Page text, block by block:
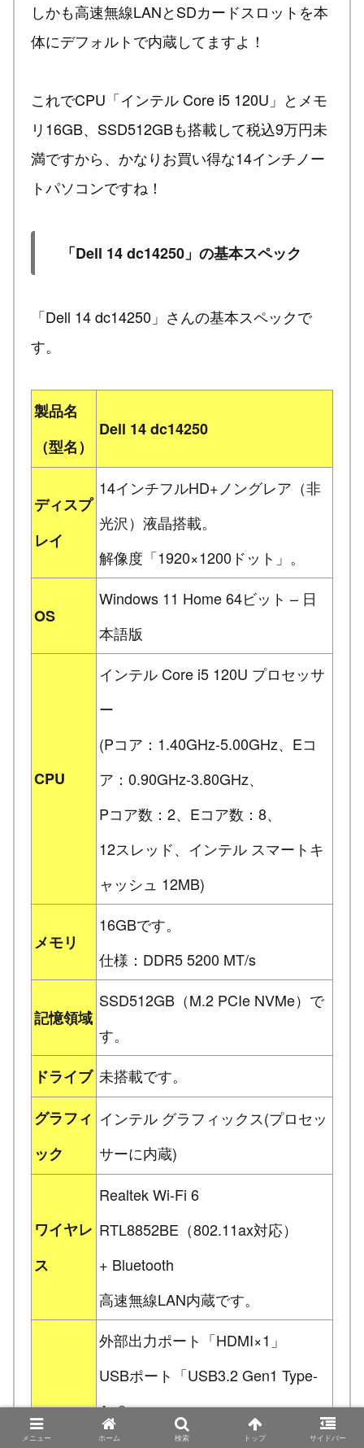
しかも高速無線LANとSDカードスロットを本
体にデフォルトで内蔵してますよ！
これでCPU「インテル Core i5 120U」とメモ
リ16GB、SSD512GBも搭載して税込9万円未
満ですから、かなりお買い得な14インチノー
トパソコンですね！
「Dell 14 dc14250」の基本スペック
「Dell 14 dc14250」さんの基本スペックで
す。
製品名
（型名）
Dell 14 dc14250
ディスプ
レイ
14インチフルHD+ノングレア（非
光沢）液晶搭載。
解像度「1920×1200ドット」。
OS
Windows 11 Home 64ビット – 日
本語版
CPU
インテル Core i5 120U プロセッサ
ー
(Pコア：1.40GHz-5.00GHz、Eコ
ア：0.90GHz-3.80GHz、
Pコア数：2、Eコア数：8、
12スレッド、インテル スマートキ
ャッシュ 12MB)
メモリ
16GBです。
仕様：DDR5 5200 MT/s
記憶領域
SSD512GB（M.2 PCIe NVMe）で
す。
ドライブ 未搭載です。
グラフィ
ック
インテル グラフィックス(プロセッ
サーに内蔵)
ワイヤレ
ス
Realtek Wi-Fi 6
RTL8852BE（802.11ax対応）
+ Bluetooth
高速無線LAN内蔵です。
外部出力ポート「HDMI×1」
USBポート「USB3.2 Gen1 Type-
A×2、
メニュー ホーム 検索 トップ サイドバー